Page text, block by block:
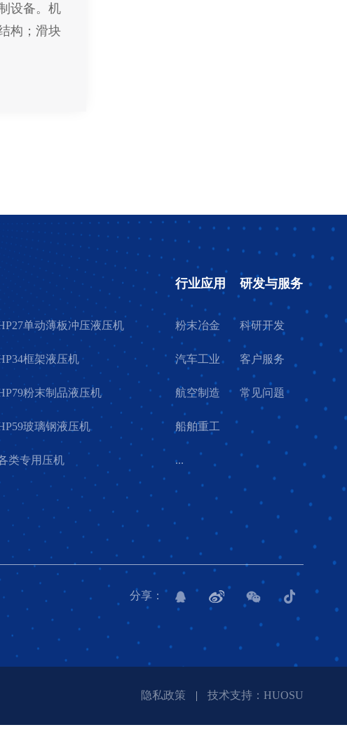
设备。机
构；滑块
单动薄板冲压液压机
框架液压机
粉末制品液压机
玻璃钢液压机
类专用压机
行业应用
粉末冶金
汽车工业
航空制造
船舶重工
...
研发与服务
科研开发
客户服务
常见问题
分享：
隐私政策 | 技术支持：HUOSU